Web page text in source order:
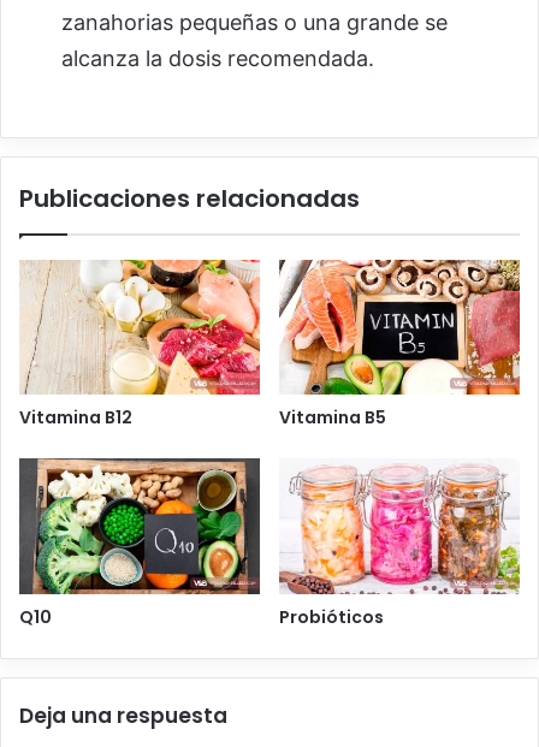
zanahorias pequeñas o una grande se
alcanza la dosis recomendada.
Publicaciones relacionadas
Vitamina B12 Vitamina B5
Q10 Probióticos
Deja una respuesta